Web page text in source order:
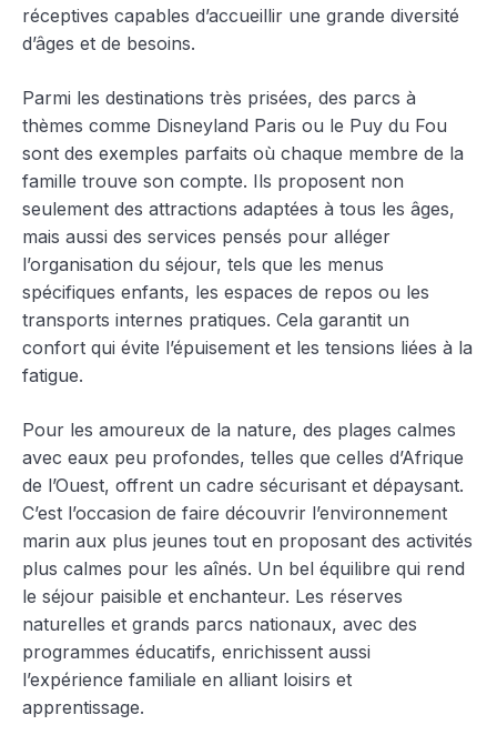
réceptives capables d’accueillir une grande diversité
d’âges et de besoins.
Parmi les destinations très prisées, des parcs à
thèmes comme Disneyland Paris ou le Puy du Fou
sont des exemples parfaits où chaque membre de la
famille trouve son compte. Ils proposent non
seulement des attractions adaptées à tous les âges,
mais aussi des services pensés pour alléger
l’organisation du séjour, tels que les menus
spécifiques enfants, les espaces de repos ou les
transports internes pratiques. Cela garantit un
confort qui évite l’épuisement et les tensions liées à la
fatigue.
Pour les amoureux de la nature, des plages calmes
avec eaux peu profondes, telles que celles d’Afrique
de l’Ouest, offrent un cadre sécurisant et dépaysant.
C’est l’occasion de faire découvrir l’environnement
marin aux plus jeunes tout en proposant des activités
plus calmes pour les aînés. Un bel équilibre qui rend
le séjour paisible et enchanteur. Les réserves
naturelles et grands parcs nationaux, avec des
programmes éducatifs, enrichissent aussi
l’expérience familiale en alliant loisirs et
apprentissage.